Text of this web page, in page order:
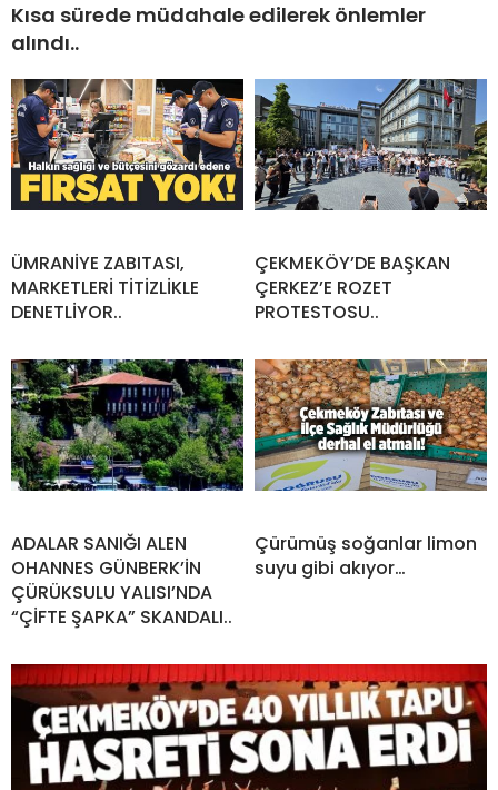
Kısa sürede müdahale edilerek önlemler
alındı..
ÜMRANİYE ZABITASI,
MARKETLERİ TİTİZLİKLE
DENETLİYOR..
ÇEKMEKÖY’DE BAŞKAN
ÇERKEZ’E ROZET
PROTESTOSU..
ADALAR SANIĞI ALEN
OHANNES GÜNBERK’İN
ÇÜRÜKSULU YALISI’NDA
“ÇİFTE ŞAPKA” SKANDALI..
Çürümüş soğanlar limon
suyu gibi akıyor…